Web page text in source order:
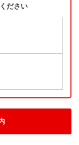
ださい